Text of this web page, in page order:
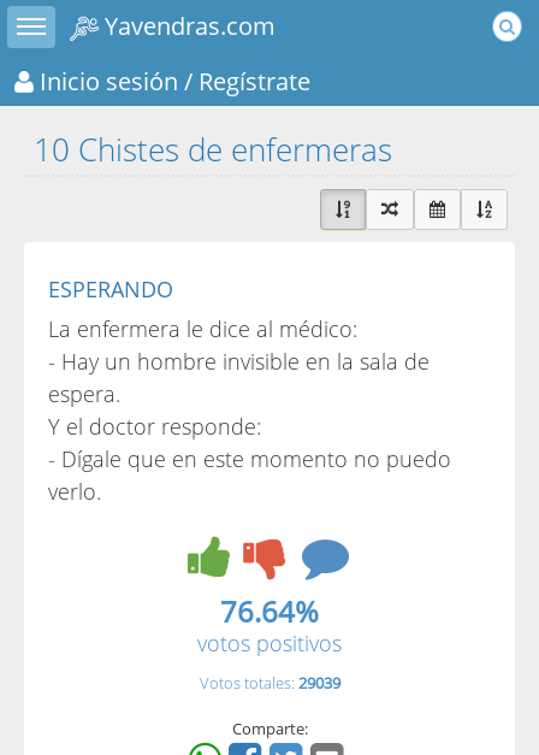
Toggle sidebar
Yavendras.com
Inicio sesión / Regístrate
10 Chistes de enfermeras
ESPERANDO
La enfermera le dice al médico:
- Hay un hombre invisible en la sala de
espera.
Y el doctor responde:
- Dígale que en este momento no puedo
verlo.
76.64%
votos positivos
Votos totales: 29039
Comparte: